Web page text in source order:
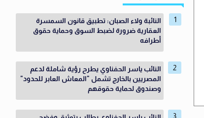
النائبة ولاء الصبان: تطبيق قانون السمسرة
العقارية ضرورة لضبط السوق وحماية حقوق
أطرافه
النائب ياسر الحفناوي يطرح رؤية شاملة لدعم
المصريين بالخارج تشمل "المعاش العابر للحدود"
وصندوق لحماية حقوقهم